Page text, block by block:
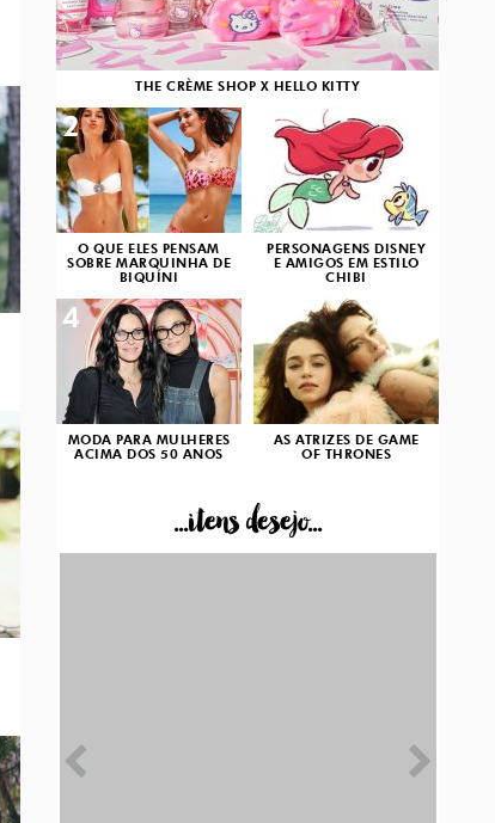
THE CRÈME SHOP X HELLO KITTY
O QUE ELES PENSAM
SOBRE MARQUINHA DE
BIQUÍNI
2
PERSONAGENS DISNEY
E AMIGOS EM ESTILO
CHIBI
3
MODA PARA MULHERES
ACIMA DOS 50 ANOS
4
AS ATRIZES DE GAME
OF THRONES
...itens desejo...